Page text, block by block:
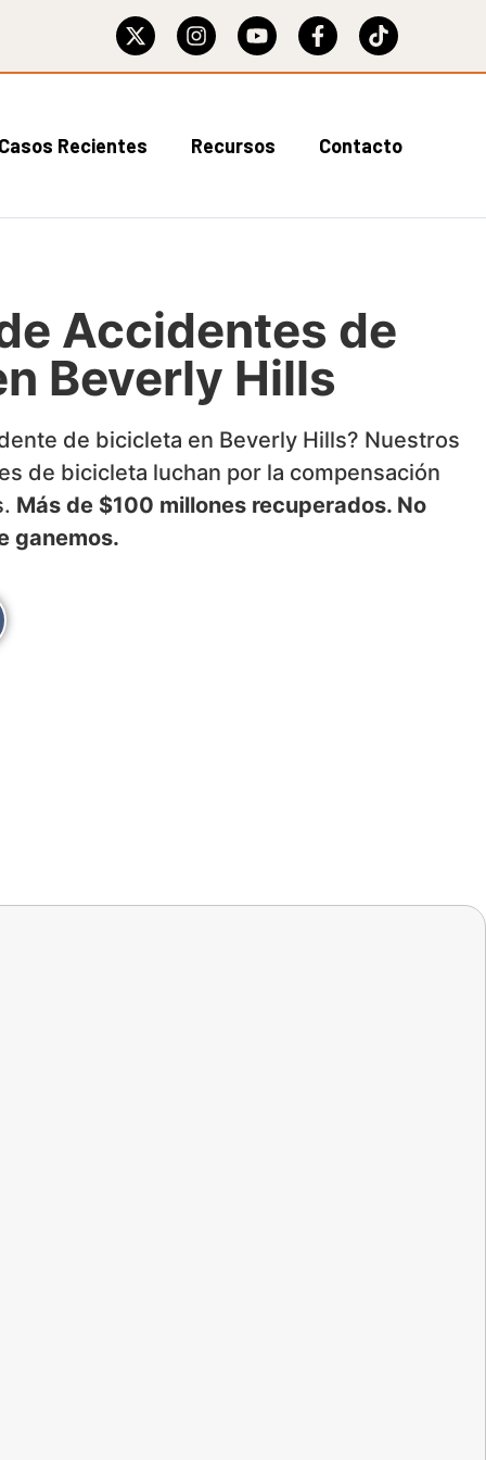
Recientes Recursos Contacto
Accidentes de
Beverly Hills
de bicicleta en Beverly Hills? Nuestros
de bicicleta luchan por la compensación
Más de $100 millones recuperados. No
ganemos.